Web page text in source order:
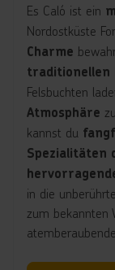
Es Caló ist ein
Nordostküste
Charme
traditionellen
Felsbuchten
Atmosphäre
kannst du
Spezialitäten
in die
zum bekannten